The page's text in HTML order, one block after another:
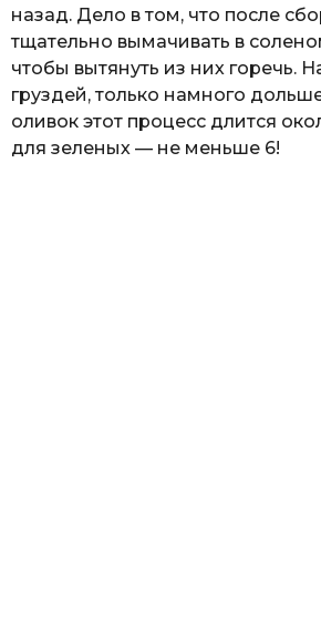
назад. Дело в том, что после
тщательно вымачивать в
чтобы вытянуть из них горечь.
груздей, только намного
оливок этот процесс длится
для зеленых — не меньше 6!